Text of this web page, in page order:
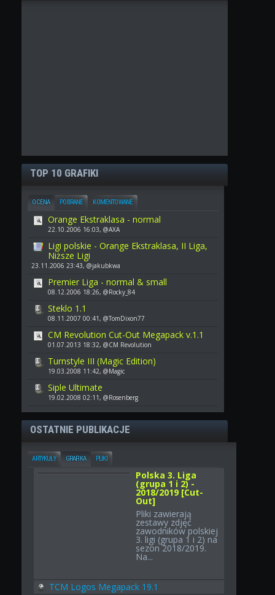
TOP 10 GRAFIKI
OCENA POBRANE KOMENTOWANE
Orange Ekstraklasa - normal
22.10.2006 16:03, @AXA
Ligi polskie - Orange Ekstraklasa, II Liga,
Niższe Ligi
23.11.2006 23:43, @jakubkwa
Premier Liga - normal & small
08.12.2006 18:26, @Rocky_84
Steklo 1.1
08.11.2007 00:41, @TomDixon77
CM Revolution Cut-Out Megapack v.1.1
01.07.2013 18:32, @CM Revolution
Turnstyle III (Magic Edition)
19.03.2008 11:42, @Magic
Siple Ultimate
19.02.2008 02:11, @Rosenberg
OSTATNIE PUBLIKACJE
ARTYKUŁY GRAFIKA PLIKI
Polska 3. Liga
(grupa 1 i 2) -
2018/2019 [Cut-
Out]
Pliki zawierają
zestawy zdjęć
zawodników polskiej
3. ligi (grupa 1 i 2) na
sezon 2018/2019.
Na...
TCM Logos Megapack 19.1